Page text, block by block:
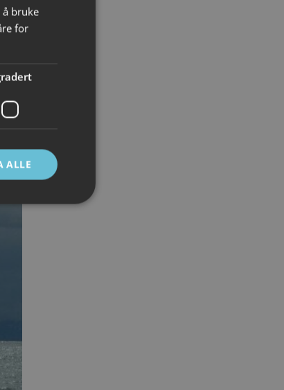
NORWEGIAN
ENGLISH
bruke
for
ALLE
cookie-